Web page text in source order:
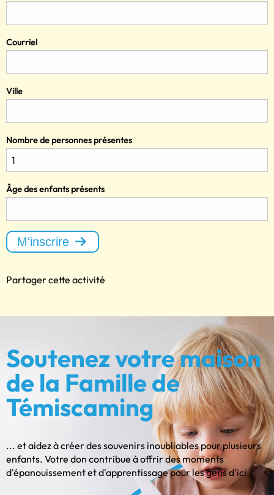
Courriel
Ville
Nombre de personnes présentes
Âge des enfants présents
M'inscrire
Partager cette activité
Soutenez votre maison
de la Famille de
Témiscaming
... et aidez à créer des souvenirs inoubliables pour plusieurs
enfants. Votre don contribue à offrir des moments
d'épanouissement et d'apprentissage pour les gens d'ici.